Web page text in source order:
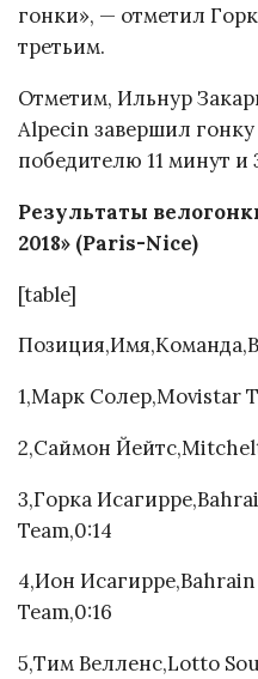
гонки», — отметил
третьим.
Отметим, Ильнур
Alpecin завершил
победителю 11 минут и
Результаты
2018» (Paris-Nice)
[table]
1,Марк Солер,Movistar
2,Саймон
3,Горка
Team,0:14
4,Ион
Team,0:16
5,Тим Велленс,Lotto